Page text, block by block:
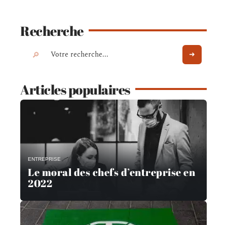
Recherche
Articles populaires
ENTREPRISE
Le moral des chefs d’entreprise en
2022